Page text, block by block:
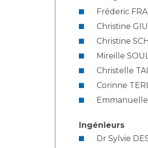
Fréderic
Christine
Christine
Mireille
Christelle
Corinne
Ingénieurs
Dr Sylvie